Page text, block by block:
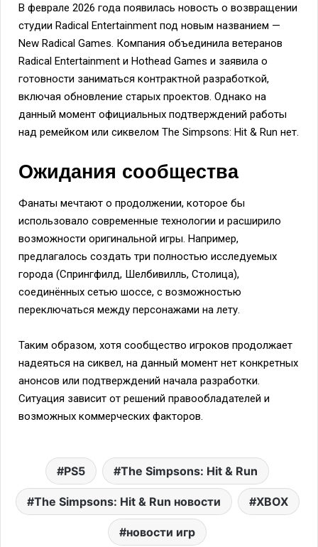
В феврале 2026 года появилась новость о возвращении
студии Radical Entertainment под новым названием —
New Radical Games. Компания объединила ветеранов
Radical Entertainment и Hothead Games и заявила о
готовности заниматься контрактной разработкой,
включая обновление старых проектов. Однако на
данный момент официальных подтверждений работы
над ремейком или сиквелом The Simpsons: Hit & Run нет.
Ожидания сообщества
Фанаты мечтают о продолжении, которое бы
использовало современные технологии и расширило
возможности оригинальной игры. Например,
предлагалось создать три полностью исследуемых
города (Спрингфилд, Шелбивилль, Столица),
соединённых сетью шоссе, с возможностью
переключаться между персонажами на лету.
Таким образом, хотя сообщество игроков продолжает
надеяться на сиквел, на данный момент нет конкретных
анонсов или подтверждений начала разработки.
Ситуация зависит от решений правообладателей и
возможных коммерческих факторов.
PS5 The Simpsons: Hit & Run
The Simpsons: Hit & Run новости XBOX
новости игр